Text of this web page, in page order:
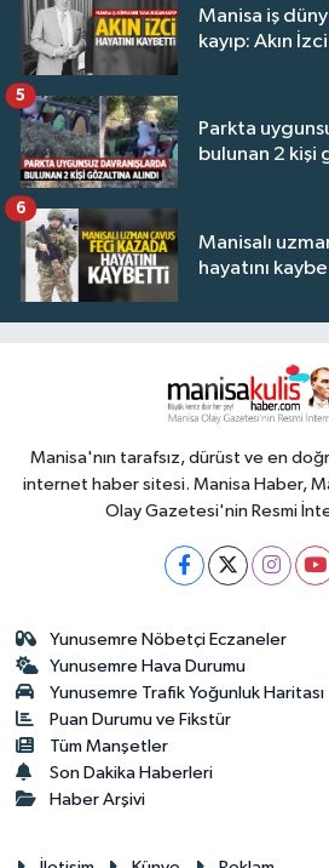
Manisa iş
kayıp: Akın
Parkta
bulunan 2 kişi
5
Manisalı
hayatını
6
Manisa'nın tarafsız, dürüst ve en
internet haber sitesi. Manisa Haber,
Olay Gazetesi'nin Resmi
Yunusemre Nöbetçi Eczaneler
Yunusemre Hava Durumu
Yunusemre Trafik Yoğunluk Haritası
Puan Durumu ve Fikstür
Tüm Manşetler
Son Dakika Haberleri
Haber Arşivi